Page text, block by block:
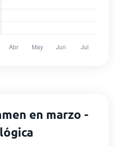
en marzo -